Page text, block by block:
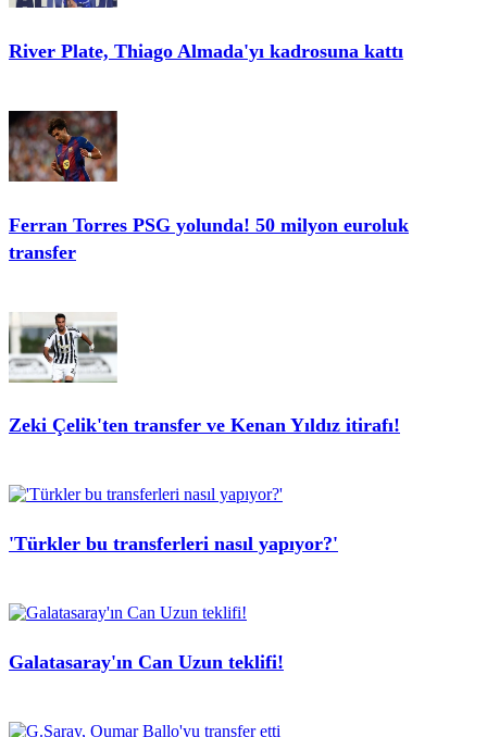
River Plate, Thiago Almada'yı kadrosuna kattı
Ferran Torres PSG yolunda! 50 milyon euroluk
transfer
Zeki Çelik'ten transfer ve Kenan Yıldız itirafı!
'Türkler bu transferleri nasıl yapıyor?'
Galatasaray'ın Can Uzun teklifi!